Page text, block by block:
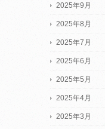
2025年9月
2025年8月
2025年7月
2025年6月
2025年5月
2025年4月
2025年3月